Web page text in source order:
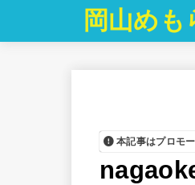
岡山めも
本記事はプロモ